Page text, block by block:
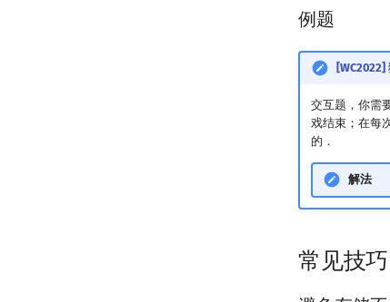
例题
[WC2022]
交互题，你需
戏结束；在每
的．
解法
常见技巧